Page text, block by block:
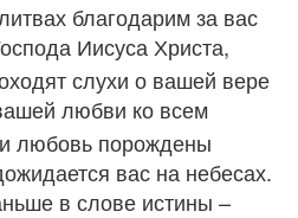
благодарим за вас
Иисуса Христа,
слухи о вашей вере
любви ко всем
любовь порождены
вас на небесах.
в слове истины –